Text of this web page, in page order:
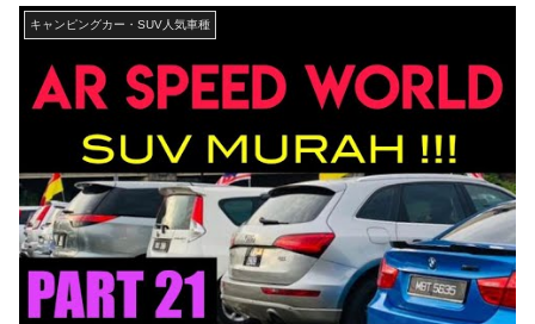
キャンピングカー・SUV人気車種